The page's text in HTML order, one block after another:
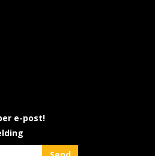
e-post!